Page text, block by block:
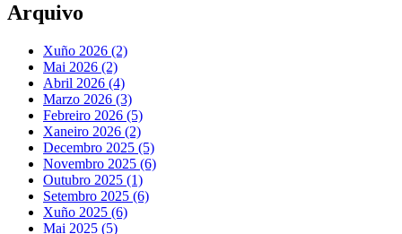
Arquivo
Xuño 2026 (2)
Mai 2026 (2)
Abril 2026 (4)
Marzo 2026 (3)
Febreiro 2026 (5)
Xaneiro 2026 (2)
Decembro 2025 (5)
Novembro 2025 (6)
Outubro 2025 (1)
Setembro 2025 (6)
Xuño 2025 (6)
Mai 2025 (5)